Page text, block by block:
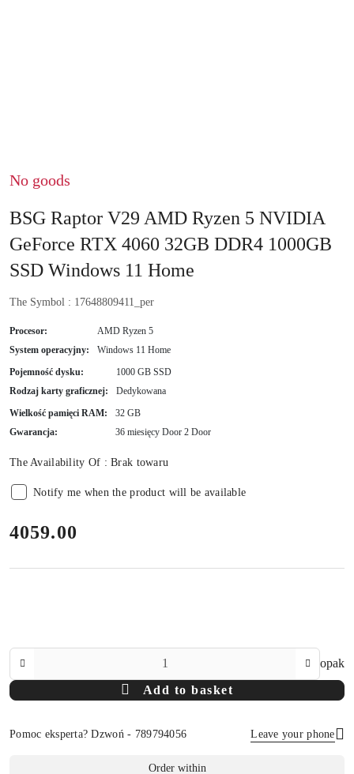
No goods
BSG Raptor V29 AMD Ryzen 5 NVIDIA
GeForce RTX 4060 32GB DDR4 1000GB
SSD Windows 11 Home
The Symbol : 17648809411_per
Procesor:
AMD Ryzen 5
System operacyjny:
Windows 11 Home
Pojemność dysku:
1000 GB SSD
Rodzaj karty graficznej:
Dedykowana
Wielkość pamięci RAM:
32 GB
Gwarancja:
36 miesięcy Door 2 Door
The Availability Of :Brak towaru
Notify me when the product will be available
price:
4059.00
opak
Add to basket
Pomoc eksperta? Dzwoń - 789794056 Leave your phone
Order within